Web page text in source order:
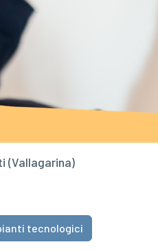
(Vallagarina)
tecnologici